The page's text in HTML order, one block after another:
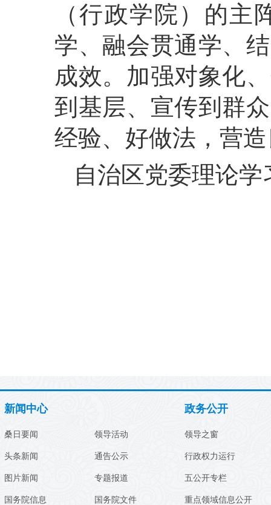
（行政学院）的
学、融会贯通学、
成效。加强对象化
到基层、宣传到群
经验、好做法，营
自治区党委理论
新闻中心
桑日要闻
头条新闻
图片新闻
国务院信息
领导活动
通告公示
专题报道
国务院文件
政务公开
领导之窗
行政权力运行
五公开专栏
重点领域信息公开